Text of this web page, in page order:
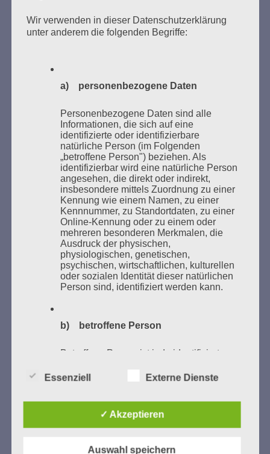
Donnerstag, 21. Mai 2026, 11 – 18 Uhr
Zum 26. Mal gibt es eine Marathonlesung anlässlich
des Gedenkens an die Verbrennung von Büchern am
Kaifu-Ufer – genau an dem Ort, wo im Mai 1933 NS-
Studentenorganisationen und Burschenschaftler
Bücher verbrannten.
Weitere Informationen:lesezeichen-setzen.de
UNSERER NACHBARSCHAFT
Wir verwenden in dieser Datenschutzerklärung
unter anderem die folgenden Begriffe:
a) personenbezogene Daten
Personenbezogene Daten sind alle
Informationen, die sich auf eine
identifizierte oder identifizierbare
natürliche Person (im Folgenden
„betroffene Person") beziehen. Als
identifizierbar wird eine natürliche Person
angesehen, die direkt oder indirekt,
insbesondere mittels Zuordnung zu einer
Kennung wie einem Namen, zu einer
Kennnummer, zu Standortdaten, zu einer
Online-Kennung oder zu einem oder
mehreren besonderen Merkmalen, die
Ausdruck der physischen,
physiologischen, genetischen,
psychischen, wirtschaftlichen, kulturellen
oder sozialen Identität dieser natürlichen
Person sind, identifiziert werden kann.
b) betroffene Person
Betroffene Person ist jede identifizierte
deren personenbezogene Daten von dem
Essenziell Externe Dienste
✓ Akzeptieren
Auswahl speichern